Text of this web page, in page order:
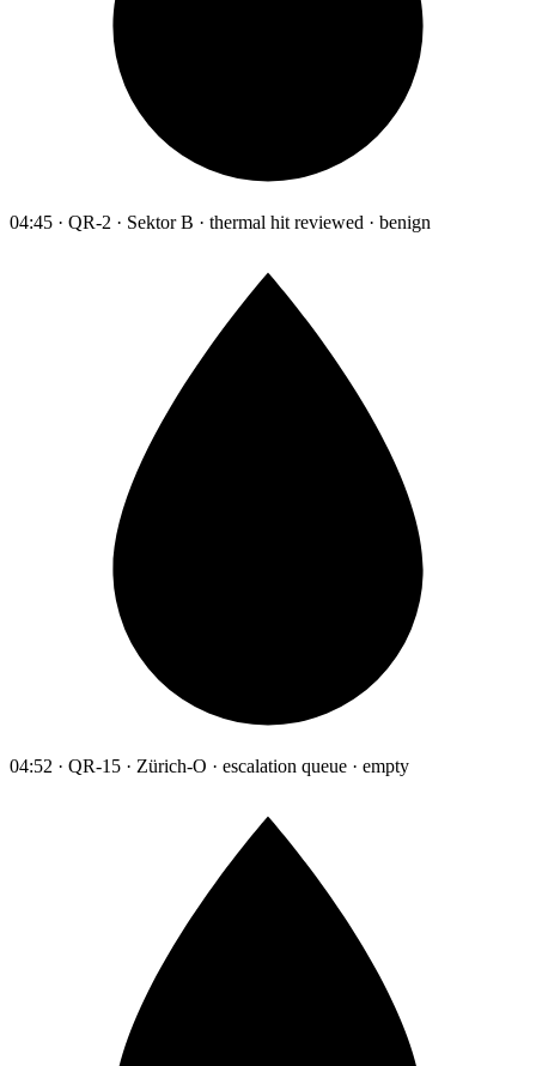
04:45 · QR-2 · Sektor B · thermal hit reviewed · benign
04:52 · QR-15 · Zürich-O · escalation queue · empty